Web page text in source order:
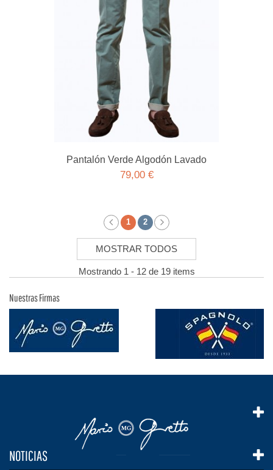
Pantalón Verde Algodón Lavado
79,00 €
1 2
MOSTRAR TODOS
Mostrando 1 - 12 de 19 items
Nuestras Firmas
NOTICIAS